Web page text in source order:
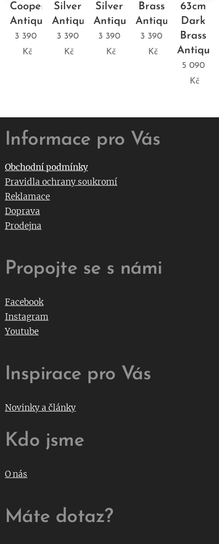
Cooper
Antique
3 390
Kč
Silver
Antique
3 390
Kč
Silver
Antique
3 390
Kč
Brass
Antique
3 390
Kč
63cm
Dark
Brass
Antique
5 090
Kč
Informace pro Vás
Obchodní podmínky
Pravidla ochrany soukromí
Reklamace
Doprava
Prodejna
Propojte se s námi
Facebook
Instagram
Youtube
Inspirace pro Vás
Novinky a články
Kdo jsme
O nás
Máte dotaz?